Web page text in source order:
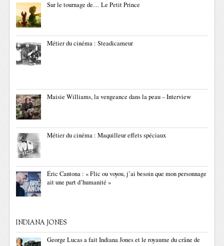
Sur le tournage de… Le Petit Prince
Métier du cinéma : Steadicameur
Maisie Williams, la vengeance dans la peau – Interview
Métier du cinéma : Maquilleur effets spéciaux
Éric Cantona : « Flic ou voyou, j’ai besoin que mon personnage
ait une part d’humanité »
INDIANA JONES
George Lucas a fait Indiana Jones et le royaume du crâne de